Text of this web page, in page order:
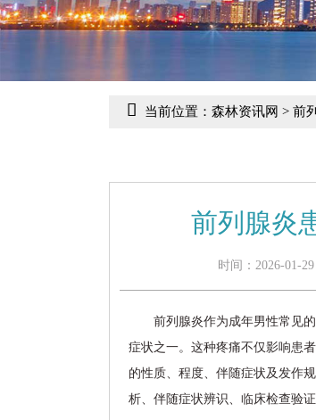
当前位置： 森林资讯网 > 前
前列腺炎
时间：2026-01-29
前列腺炎作为成年男性常见
症状之一。这种疼痛不仅影响患
的性质、程度、伴随症状及发作
析、伴随症状辨识、临床检查验